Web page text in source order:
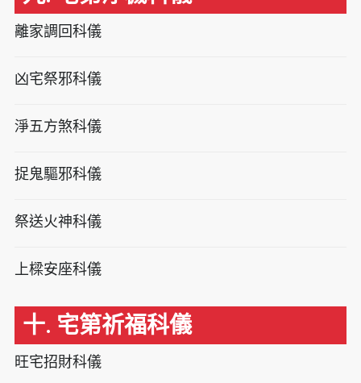
離家調回科儀
凶宅祭邪科儀
淨五方煞科儀
捉鬼驅邪科儀
祭送火神科儀
上樑安座科儀
十. 宅第祈福科儀
旺宅招財科儀